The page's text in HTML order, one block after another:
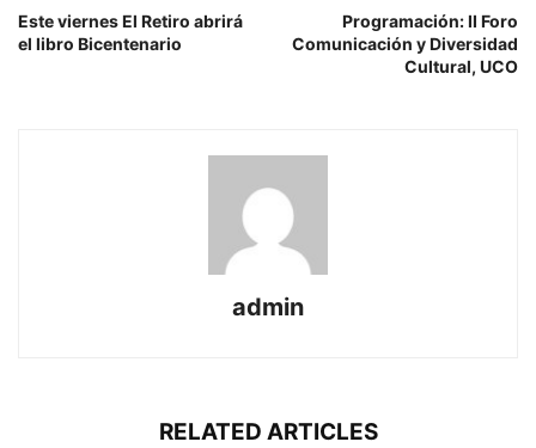
Este viernes El Retiro abrirá
el libro Bicentenario
Programación: II Foro
Comunicación y Diversidad
Cultural, UCO
admin
RELATED ARTICLES